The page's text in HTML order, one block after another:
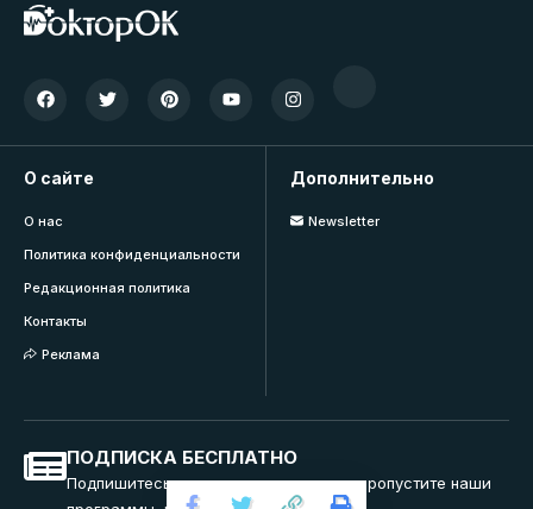
О сайте
О нас
Политика конфиденциальности
Редакционная политика
Контакты
Реклама
Дополнительно
Newsletter
ПОДПИСКА БЕСПЛАТНО
Подпишитесь на нашу рассылку и не пропустите наши